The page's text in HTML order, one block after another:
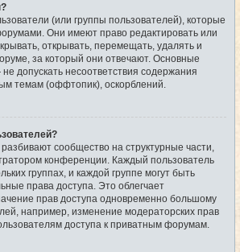
(или группы пользователей), которые
Они имеют право редактировать или
открывать, перемещать, удалять и
за который они отвечают. Основные
допускать несоответствия содержания
темам (оффтопик), оскорблений.
сообщество на структурные части,
конференции. Каждый пользователь
группах, и каждой группе могут быть
права доступа. Это облегчает
прав доступа одновременно большому
например, изменение модераторских прав
доступа к приватным форумам.